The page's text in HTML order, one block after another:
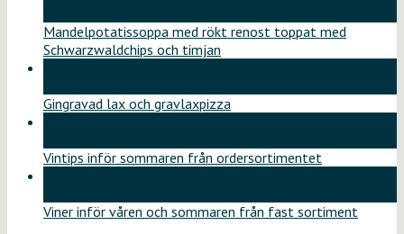
Mandelpotatissoppa med rökt renost toppat med
Schwarzwaldchips och timjan
Gingravad lax och gravlaxpizza
Vintips inför sommaren från ordersortimentet
Viner inför våren och sommaren från fast sortiment